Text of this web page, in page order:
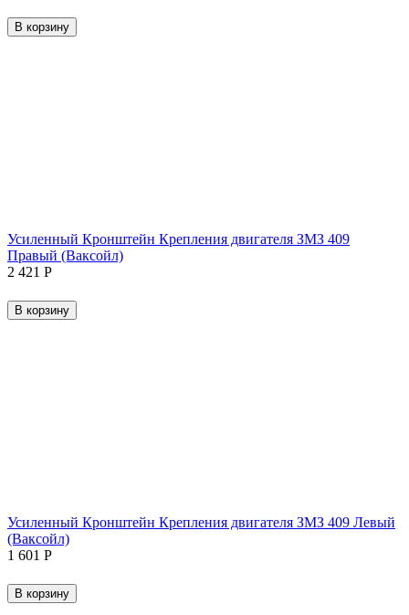
В корзину
Усиленный Кронштейн Крепления двигателя ЗМЗ 409
Правый (Ваксойл)
2 421 Р
В корзину
Усиленный Кронштейн Крепления двигателя ЗМЗ 409 Левый
(Ваксойл)
1 601 Р
В корзину